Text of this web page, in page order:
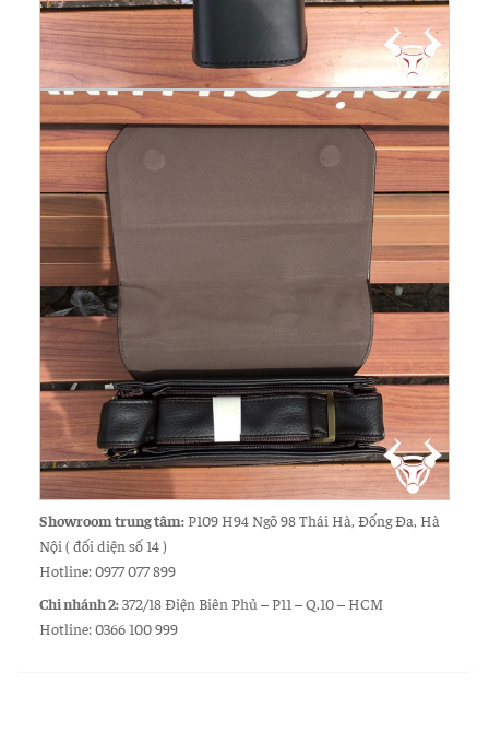
Showroom trung tâm:P109 H94 Ngõ 98 Thái Hà, Đống Đa, Hà
Nội ( đối diện số 14 )
Hotline: 0977 077 899
Chi nhánh 2:372/18 Điện Biên Phủ – P11 – Q.10 – HCM
Hotline: 0366 100 999